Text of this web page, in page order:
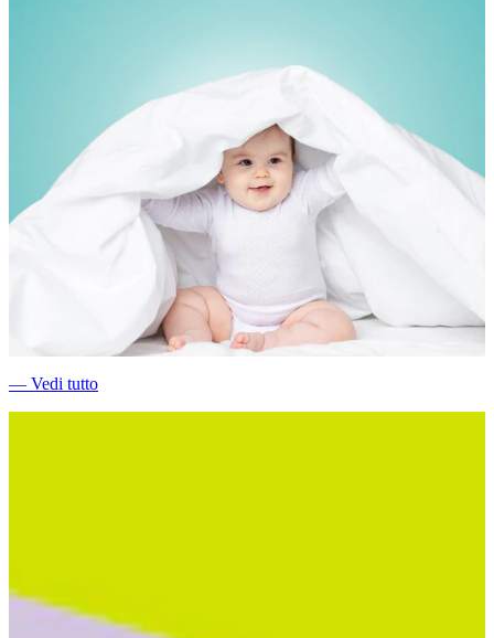
― Vedi tutto